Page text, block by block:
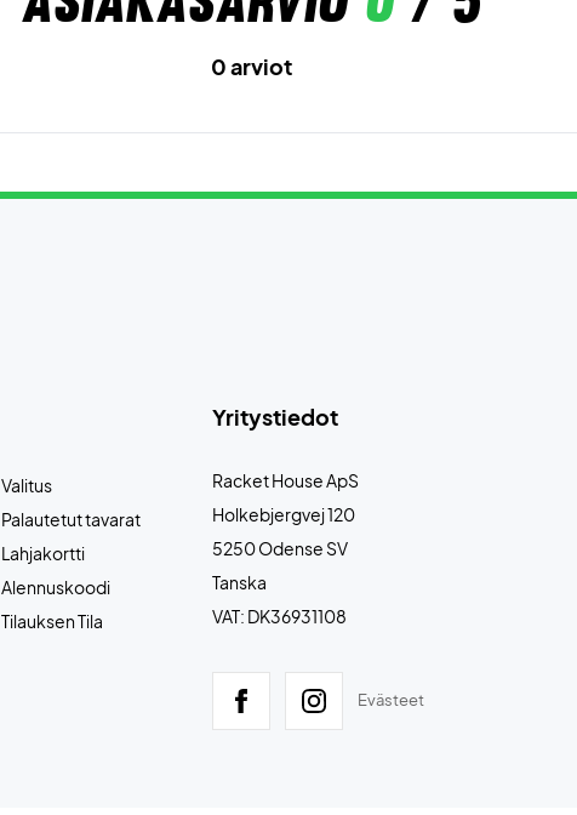
0 arviot
Yritystiedot
Racket House ApS
Holkebjergvej 120
5250 Odense SV
Tanska
VAT: DK36931108
Evästeet
Valitus
Palautetut tavarat
Lahjakortti
Alennuskoodi
Tilauksen Tila